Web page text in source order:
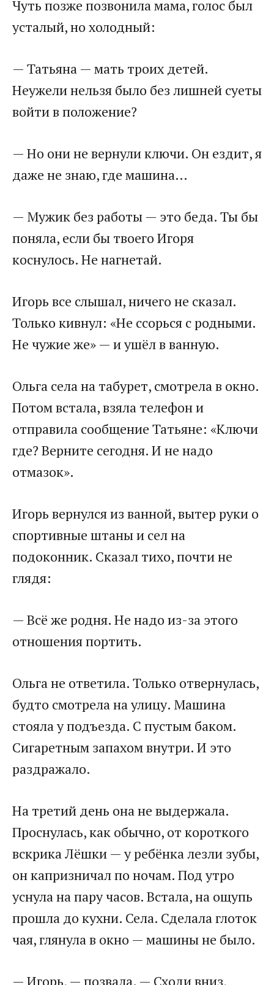
Чуть позже позвонила мама, голос был
усталый, но холодный:
— Татьяна — мать троих детей.
Неужели нельзя было без лишней суеты
войти в положение?
— Но они не вернули ключи. Он ездит, я
даже не знаю, где машина…
— Мужик без работы — это беда. Ты бы
поняла, если бы твоего Игоря
коснулось. Не нагнетай.
Игорь все слышал, ничего не сказал.
Только кивнул: «Не ссорься с родными.
Не чужие же» — и ушёл в ванную.
Ольга села на табурет, смотрела в окно.
Потом встала, взяла телефон и
отправила сообщение Татьяне: «Ключи
где? Верните сегодня. И не надо
отмазок».
Игорь вернулся из ванной, вытер руки о
спортивные штаны и сел на
подоконник. Сказал тихо, почти не
глядя:
— Всё же родня. Не надо из-за этого
отношения портить.
Ольга не ответила. Только отвернулась,
будто смотрела на улицу. Машина
стояла у подъезда. С пустым баком.
Сигаретным запахом внутри. И это
раздражало.
На третий день она не выдержала.
Проснулась, как обычно, от короткого
вскрика Лёшки — у ребёнка лезли зубы,
он капризничал по ночам. Под утро
уснула на пару часов. Встала, на ощупь
прошла до кухни. Села. Сделала глоток
чая, глянула в окно — машины не было.
— Игорь, — позвала. — Сходи вниз,